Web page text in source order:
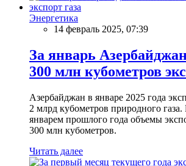
Энергетика
14 февраль 2025, 07:39
За январь
300 млн кубометров
Азербайджан в январе 2025 года
2 млрд кубометров природного
январем прошлого года объемы
300 млн кубометров.
Читать далее